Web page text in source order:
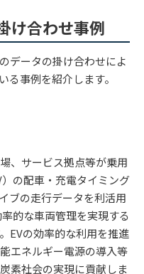
け合わせ事例
データの掛け合わせによ
る事例を紹介します。
、サービス拠点等が乗用
の配車・充電タイミング
ブの走行データを利活用
的な車両管理を実現する
EVの効率的な利用を推進
エネルギー電源の導入等
素社会の実現に貢献しま